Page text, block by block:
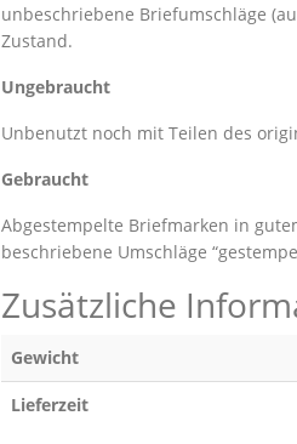
unbeschriebene Briefumschläge
Zustand.
Ungebraucht
Unbenutzt noch mit Teilen des
Gebraucht
Abgestempelte Briefmarken in
beschriebene Umschläge
Zusätzliche
Gewicht
Lieferzeit